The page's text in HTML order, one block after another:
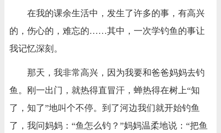
在我的课余生活中，发生了许多的事，有高兴
的，伤心的，难忘的……其中，一次学钓鱼的事让
我记忆深刻。
那天，我非常高兴，因为我要和爸爸妈妈去钓
鱼。刚一出门，就热得直冒汗，蝉热得在树上“知
了，知了”地叫个不停。到了河边我们就开始钓鱼
了，我问妈妈：“鱼怎么钓？”妈妈温柔地说：“把鱼